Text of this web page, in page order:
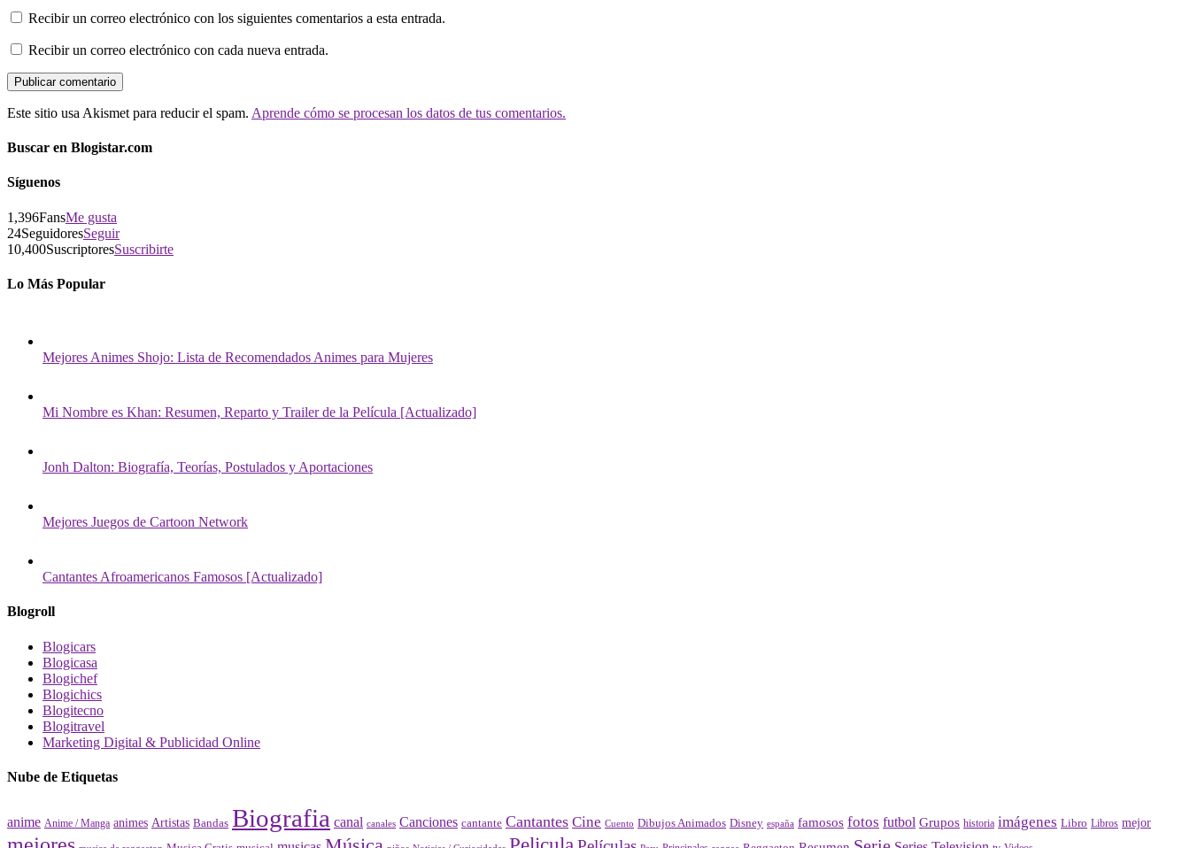
Recibir un correo electrónico con los siguientes comentarios a esta entrada.
Recibir un correo electrónico con cada nueva entrada.
Este sitio usa Akismet para reducir el spam. Aprende cómo se procesan los datos de tus comentarios.
Buscar en Blogistar.com
Síguenos
1,396FansMe gusta
24SeguidoresSeguir
10,400SuscriptoresSuscribirte
Lo Más Popular
Mejores Animes Shojo: Lista de Recomendados Animes para Mujeres
Mi Nombre es Khan: Resumen, Reparto y Trailer de la Película [Actualizado]
Jonh Dalton: Biografía, Teorías, Postulados y Aportaciones
Mejores Juegos de Cartoon Network
Cantantes Afroamericanos Famosos [Actualizado]
Blogroll
Blogicars
Blogicasa
Blogichef
Blogichics
Blogitecno
Blogitravel
Marketing Digital & Publicidad Online
Nube de Etiquetas
anime Anime / Manga animes Artistas Bandas Biografia canal canales Canciones cantante Cantantes Cine Cuento Dibujos Animados Disney españa famosos fotos futbol Grupos historia imágenes Libro Libros mejor